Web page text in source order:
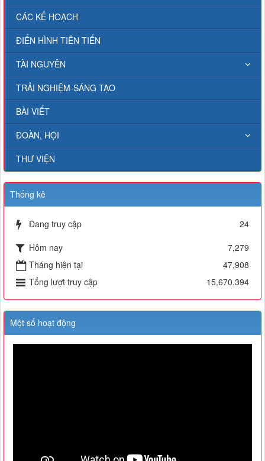
CÁC KẾ HOẠCH
ĐIỂN HÌNH TIÊN TIẾN
TÀI NGUYÊN
TRẢI NGHIỆM-SÁNG TẠO
BÀI VIẾT
ĐOÀN, HỘI
THƯ VIỆN
Thống kê
Đang truy cập
24
Hôm nay
7,279
Tháng hiện tại
47,908
Tổng lượt truy cập
15,670,394
Một số hoạt động